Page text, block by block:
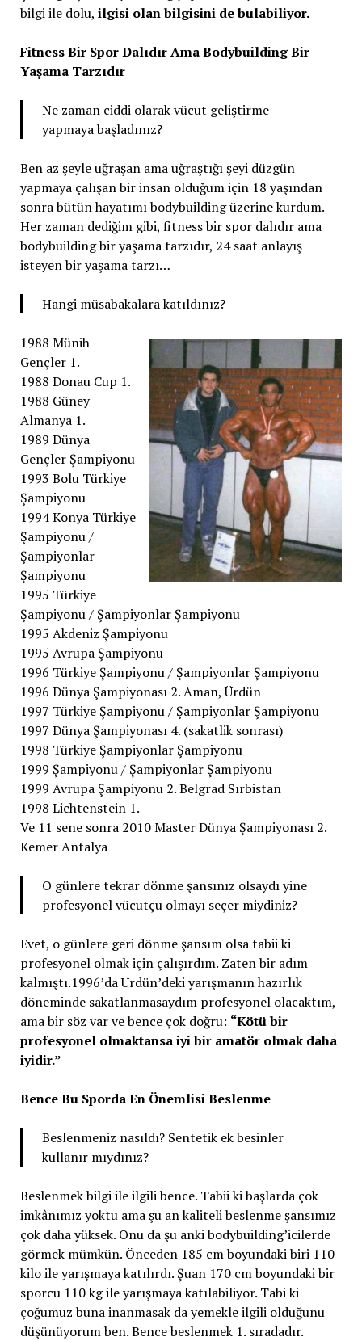
bilgi ile dolu, ilgisi olan bilgisini de bulabiliyor.
Fitness Bir Spor Dalıdır Ama Bodybuilding Bir
Yaşama Tarzıdır
Ne zaman ciddi olarak vücut geliştirme
yapmaya başladınız?
Ben az şeyle uğraşan ama uğraştığı şeyi düzgün
yapmaya çalışan bir insan olduğum için 18 yaşından
sonra bütün hayatımı bodybuilding üzerine kurdum.
Her zaman dediğim gibi, fitness bir spor dalıdır ama
bodybuilding bir yaşama tarzıdır, 24 saat anlayış
isteyen bir yaşama tarzı…
Hangi müsabakalara katıldınız?
1988 Münih
Gençler 1.
1988 Donau Cup 1.
1988 Güney
Almanya 1.
1989 Dünya
Gençler Şampiyonu
1993 Bolu Türkiye
Şampiyonu
1994 Konya Türkiye
Şampiyonu /
Şampiyonlar
Şampiyonu
1995 Türkiye
Şampiyonu / Şampiyonlar Şampiyonu
1995 Akdeniz Şampiyonu
1995 Avrupa Şampiyonu
1996 Türkiye Şampiyonu / Şampiyonlar Şampiyonu
1996 Dünya Şampiyonası 2. Aman, Ürdün
1997 Türkiye Şampiyonu / Şampiyonlar Şampiyonu
1997 Dünya Şampiyonası 4. (sakatlik sonrası)
1998 Türkiye Şampiyonlar Şampiyonu
1999 Şampiyonu / Şampiyonlar Şampiyonu
1999 Avrupa Şampiyonu 2. Belgrad Sırbistan
1998 Lichtenstein 1.
Ve 11 sene sonra 2010 Master Dünya Şampiyonası 2.
Kemer Antalya
O günlere tekrar dönme şansınız olsaydı yine
profesyonel vücutçu olmayı seçer miydiniz?
Evet, o günlere geri dönme şansım olsa tabii ki
profesyonel olmak için çalışırdım. Zaten bir adım
kalmıştı.1996’da Ürdün’deki yarışmanın hazırlık
döneminde sakatlanmasaydım profesyonel olacaktım,
ama bir söz var ve bence çok doğru: “Kötü bir
profesyonel olmaktansa iyi bir amatör olmak daha
iyidir.”
Bence Bu Sporda En Önemlisi Beslenme
Beslenmeniz nasıldı? Sentetik ek besinler
kullanır mıydınız?
Beslenmek bilgi ile ilgili bence. Tabii ki başlarda çok
imkânımız yoktu ama şu an kaliteli beslenme şansımız
çok daha yüksek. Onu da şu anki bodybuilding’icilerde
görmek mümkün. Önceden 185 cm boyundaki biri 110
kilo ile yarışmaya katılırdı. Şuan 170 cm boyundaki bir
sporcu 110 kg ile yarışmaya katılabiliyor. Tabi ki
çoğumuz buna inanmasak da yemekle ilgili olduğunu
düşünüyorum ben. Bence beslenmek 1. sıradadır.